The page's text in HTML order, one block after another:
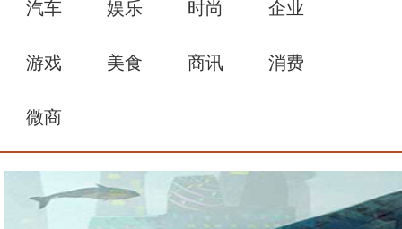
汽车 娱乐 时尚 企业
游戏 美食 商讯 消费
微商